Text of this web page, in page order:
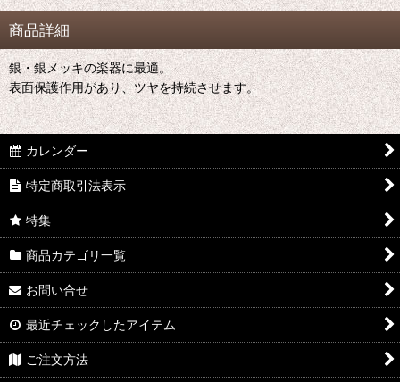
商品詳細
銀・銀メッキの楽器に最適。
表面保護作用があり、ツヤを持続させます。
カレンダー
特定商取引法表示
特集
商品カテゴリ一覧
お問い合せ
最近チェックしたアイテム
ご注文方法